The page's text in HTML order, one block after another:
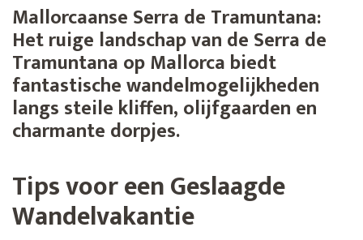
Mallorcaanse Serra de Tramuntana:
Het ruige landschap van de Serra de
Tramuntana op Mallorca biedt
fantastische wandelmogelijkheden
langs steile kliffen, olijfgaarden en
charmante dorpjes.
Tips voor een Geslaagde
Wandelvakantie